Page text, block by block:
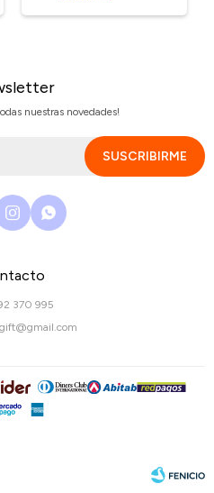
370 995
nuestras novedades!
SUSCRIBIRME
 